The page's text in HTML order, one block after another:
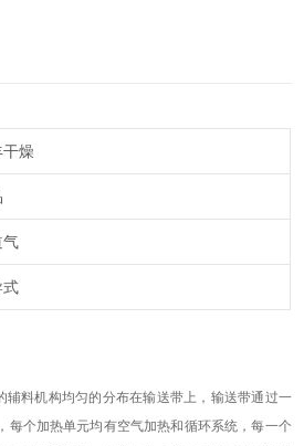
燥
气
式
料机构均匀的分布在输送带上，输送带通过一
每个加热单元均有空气加热和循环系统，每一个